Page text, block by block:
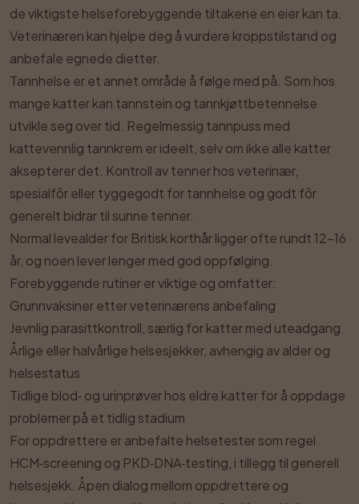
de viktigste helseforebyggende tiltakene en eier kan ta.
Veterinæren kan hjelpe deg å vurdere kroppstilstand og
anbefale egnede dietter.
Tannhelse er et annet område å følge med på. Som hos
mange katter kan tannstein og tannkjøttbetennelse
utvikle seg over tid. Regelmessig tannpuss med
kattevennlig tannkrem er ideelt, selv om ikke alle katter
aksepterer det. Kontroll av tenner hos veterinær,
spesialfôr eller tyggegodt for tannhelse og godt fôr
generelt bidrar til sunne tenner.
Normal levealder for Britisk korthår ligger ofte rundt 12–16
år, og noen lever lenger med god oppfølging.
Forebyggende rutiner er viktige og omfatter:
Grunnvaksiner etter veterinærens anbefaling
Jevnlig parasittkontroll, særlig for katter med uteadgang
Årlige eller halvårlige helsesjekker, avhengig av alder og
helsestatus
Tidlige blod‑ og urinprøver hos eldre katter for å oppdage
problemer på et tidlig stadium
For oppdrettere er anbefalte helsetester som regel
HCM‑screening og PKD‑DNA‑testing, i tillegg til generell
helsesjekk. Åpen dialog mellom oppdrettere og